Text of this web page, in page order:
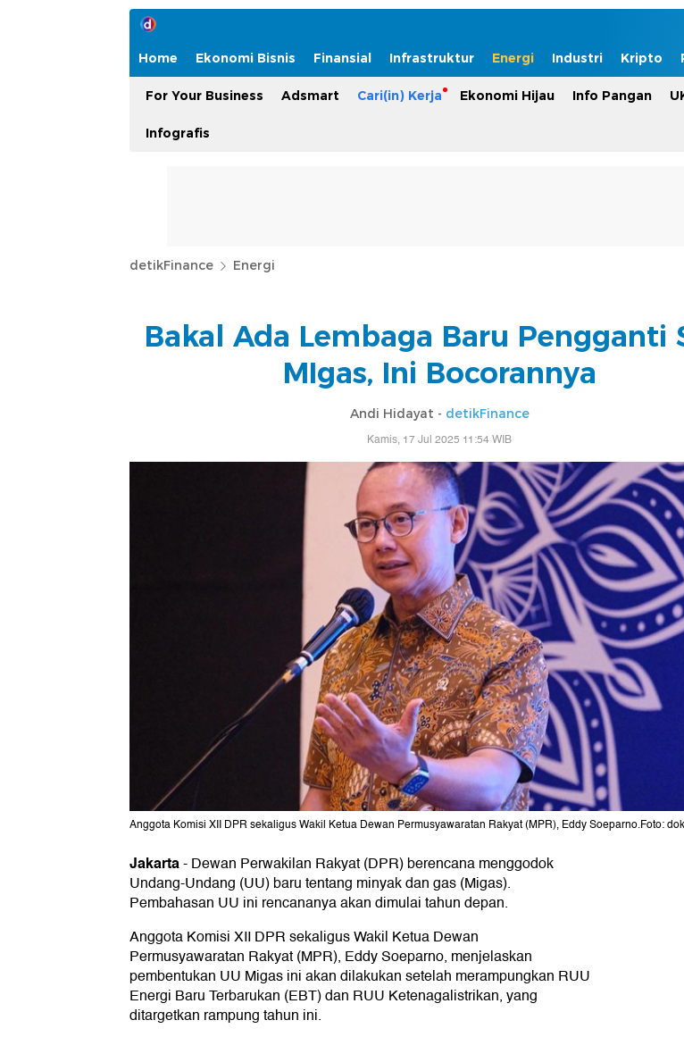
Home Ekonomi Bisnis Finansial Infrastruktur Energi Industri Kripto
For Your Business Adsmart Cari(in) Kerja Ekonomi Hijau Info Pangan
Infografis
detikFinance Energi
Bakal Ada Lembaga Baru Pengganti
MIgas, Ini Bocorannya
Andi Hidayat - detikFinance
Kamis, 17 Jul 2025 11:54 WIB
Anggota Komisi XII DPR sekaligus Wakil Ketua Dewan Permusyawaratan Rakyat (MPR), Eddy Soeparno.Foto:
Jakarta-Dewan Perwakilan Rakyat (DPR) berencana menggodok
Undang-Undang (UU) baru tentang minyak dan gas (Migas).
Pembahasan UU ini rencananya akan dimulai tahun depan.
Anggota Komisi XII DPR sekaligus Wakil Ketua Dewan
Permusyawaratan Rakyat (MPR), Eddy Soeparno, menjelaskan
pembentukan UU Migas ini akan dilakukan setelah merampungkan RUU
Energi Baru Terbarukan (EBT) dan RUU Ketenagalistrikan, yang
ditargetkan rampung tahun ini.